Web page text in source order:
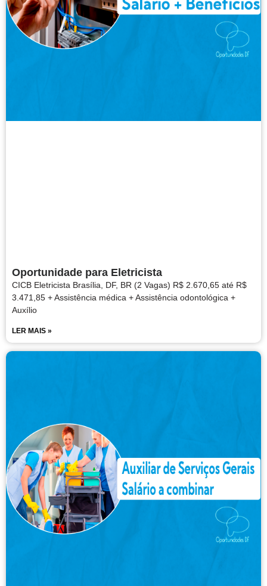
Oportunidade para Eletricista
CICB Eletricista Brasília, DF, BR (2 Vagas) R$ 2.670,65 até R$
3.471,85 + Assistência médica + Assistência odontológica +
Auxílio
LER MAIS »